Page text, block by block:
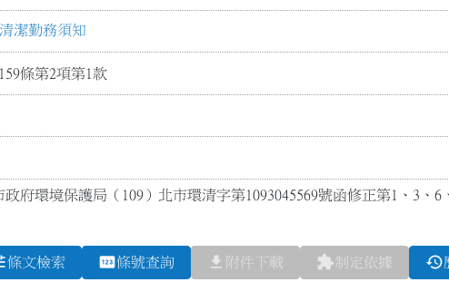
潔勤務須知
條第2項第1款
府環境保護局（109）北市環清字第1093045569號函修正第1、3、6
條文檢索 pin條號查詢 file_download 附件下載 extension制定依據 history